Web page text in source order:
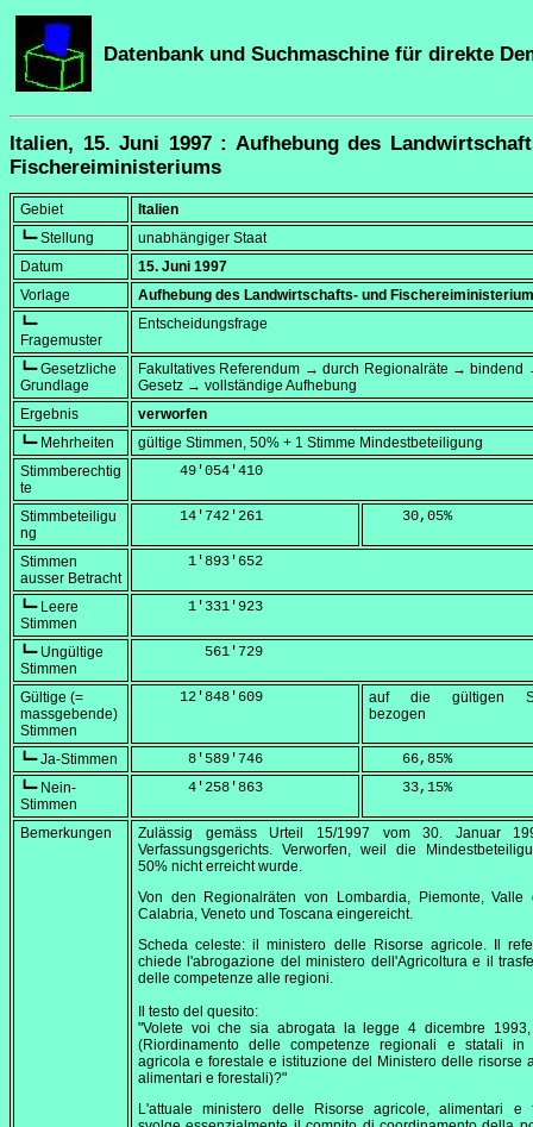
Datenbank und Suchmaschine für direkte
Italien, 15. Juni 1997 : Aufhebung des
Fischereiministeriums
Gebiet
Italien
┗━ Stellung
unabhängiger Staat
Datum
15. Juni 1997
Vorlage
Aufhebung des Landwirtschafts- und
┗━
Fragemuster
Entscheidungsfrage
┗━ Gesetzliche
Grundlage
Fakultatives Referendum → durch Regionalräte → bindend
Gesetz → vollständige Aufhebung
Ergebnis
verworfen
┗━ Mehrheiten
gültige Stimmen, 50% + 1 Stimme Mindestbeteiligung
Stimmberechtig
te
     49'054'410
Stimmbeteiligu
ng
     14'742'261
    30,05
%
Stimmen
ausser Betracht
      1'893'652
┗━ Leere
Stimmen
      1'331'923
┗━ Ungültige
Stimmen
        561'729
Gültige (=
massgebende)
Stimmen
     12'848'609
auf die gültigen
bezogen
┗━ Ja-Stimmen
      8'589'746
    66,85
%
┗━ Nein-
Stimmen
      4'258'863
    33,15
%
Bemerkungen Zulässig gemäss Urteil 15/1997 vom30. Januar
Verfassungsgerichts. Verworfen, weil die
50% nicht erreicht wurde.
Von den Regionalräten von Lombardia, Piemonte, Valle
Calabria, Veneto und Toscana eingereicht.
Scheda celeste: il ministero delle Risorse agricole. Il
chiede l'abrogazione del ministero dell'Agricoltura e il
delle competenze alle regioni.
Il testo del quesito:
"Volete voi che sia abrogata la legge 4 dicembre
(Riordinamento delle competenze regionali e statali in
agricola e forestale e istituzione del Ministero delle risorse
alimentari e forestali)?"
L'attuale ministero delle Risorse agricole, alimentari e